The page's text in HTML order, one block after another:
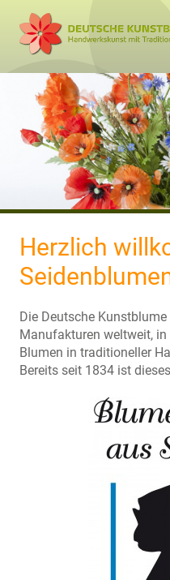
Herzlich
Die Deutsche
Manufakturen weltweit,
Blumen in traditioneller
Bereits seit 1834 ist